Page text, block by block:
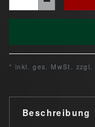
* inkl. ges. MwSt. zzgl.
Beschreibung